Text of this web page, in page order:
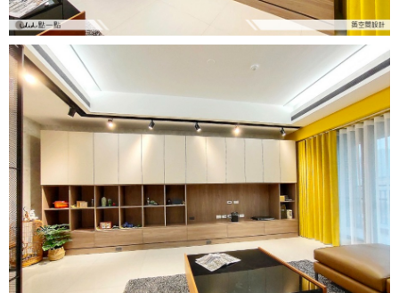
裝潢圖紙免費健檢
辦公室
其他
21~30坪
31~50坪
51坪以上
現代
簡約
休閒
北歐
古典
鄉村
工業
奢華
預算
150萬以內
151萬~250萬
251萬以上
新北市
桃園 新竹 竹北
台中
台南 高雄
你家我家 Podcast
虛擬線上裝潢
房屋仲介方案
室內設計師方案
傢俱建材商方案
一般屋主方案
裝潢輕鬆點
2房2聽 - 基本版
2房2廳 - 精裝版
3房2聽 - 基本版
3房2廳 - 精裝版
綠建材
居家風水
老屋翻新
主題精選
設計知識+
國外案例
設計私房話
線上賞屋
北部
台北市
新北市
桃園市
新竹市
基隆市
徵設計師